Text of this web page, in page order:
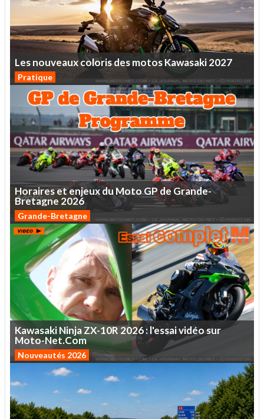
LesnouveauxcolorisdesmotosKawasaki2027
Pratique
HorairesetenjeuxduMotoGPdeGrande-
Bretagne 2026
Grande-Bretagne
KawasakiNinjaZX-10R 2026:l'essaividéosur
Moto-Net.Com
Nouveautés 2026